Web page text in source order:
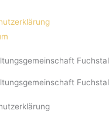
Fuchstal
Fuchstal